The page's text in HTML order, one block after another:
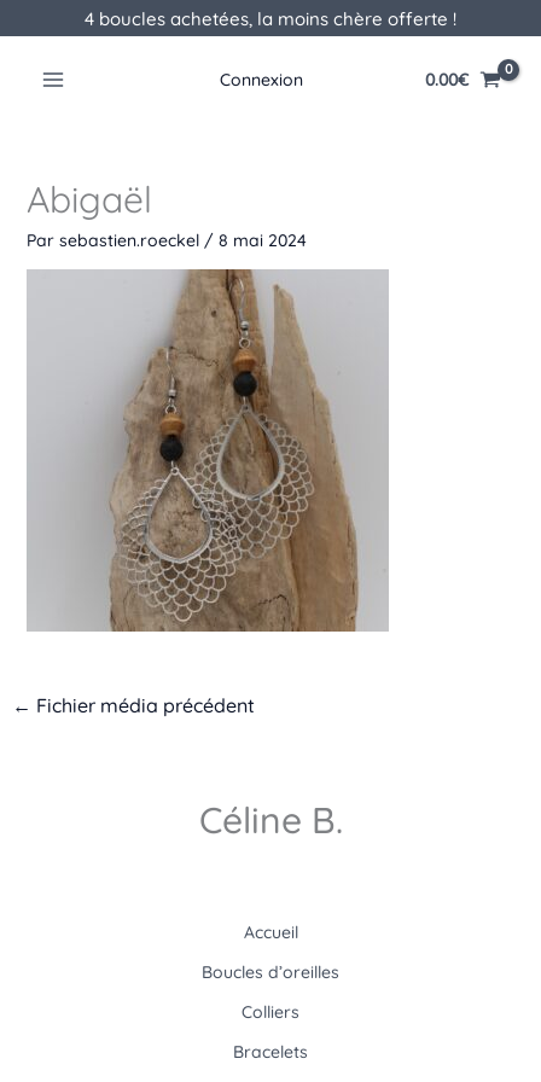
au
contenu
4 boucles achetées, la moins chère offerte !
Connexion 0.00€
Abigaël
Par sebastien.roeckel / 8 mai 2024
← Fichier média précédent
Céline B.
Accueil
Boucles d’oreilles
Colliers
Bracelets